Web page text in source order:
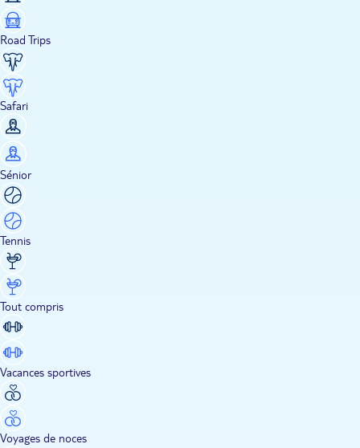
Road Trips
Safari
Sénior
Tennis
Tout compris
Vacances sportives
Voyages de noces